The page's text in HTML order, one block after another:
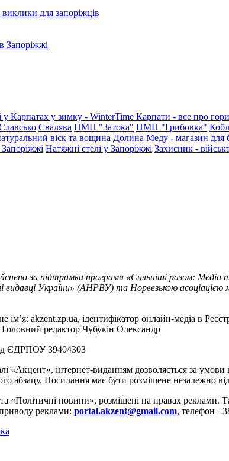
для запоріжців
Запоріжжі
у Карпатах у зимку - WinterTime Карпати - все про
Свалява НМП "Затока" НМП "Грибовка"
віск та вощина Долина Меду - магазин для
Натяжні стелі у Запоріжжі Захисник -
за підтримки програми «Сильніші разом: Медіа
України» (АНРВУ) та Норвезькою асоціацією
ім’я: akzent.zp.ua, ідентифікатор онлайн-медіа в
редактор Чубукін Олександр
ЄДРПОУ 39404303
«Акцент», інтернет-виданням дозволяється за
абзацу. Посилання має бути розміщене незалежно
«Політичні новини», розміщені на правах реклами.
реклами: portal.akzent@gmail.com, телефон